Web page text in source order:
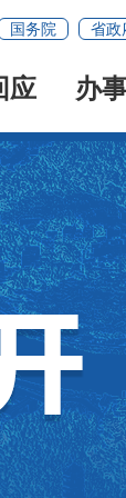
国务院 省政
应 办